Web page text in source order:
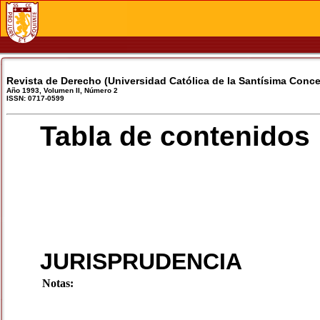
Revista de Derecho (Universidad Católica de la Santísima
Año 1993, Volumen II, Número 2
ISSN: 0717-0599
Tabla de contenidos
JURISPRUDENCIA
Notas: